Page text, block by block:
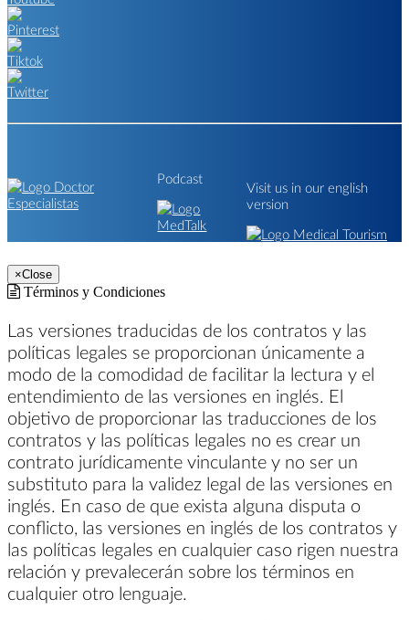
Podcast
Visit us in our english
version
×Close
Términos y Condiciones
Las versiones traducidas de los contratos y las
políticas legales se proporcionan únicamente a
modo de la comodidad de facilitar la lectura y el
entendimiento de las versiones en inglés. El
objetivo de proporcionar las traducciones de los
contratos y las políticas legales no es crear un
contrato jurídicamente vinculante y no ser un
substituto para la validez legal de las versiones en
inglés. En caso de que exista alguna disputa o
conflicto, las versiones en inglés de los contratos y
las políticas legales en cualquier caso rigen nuestra
relación y prevalecerán sobre los términos en
cualquier otro lenguaje.